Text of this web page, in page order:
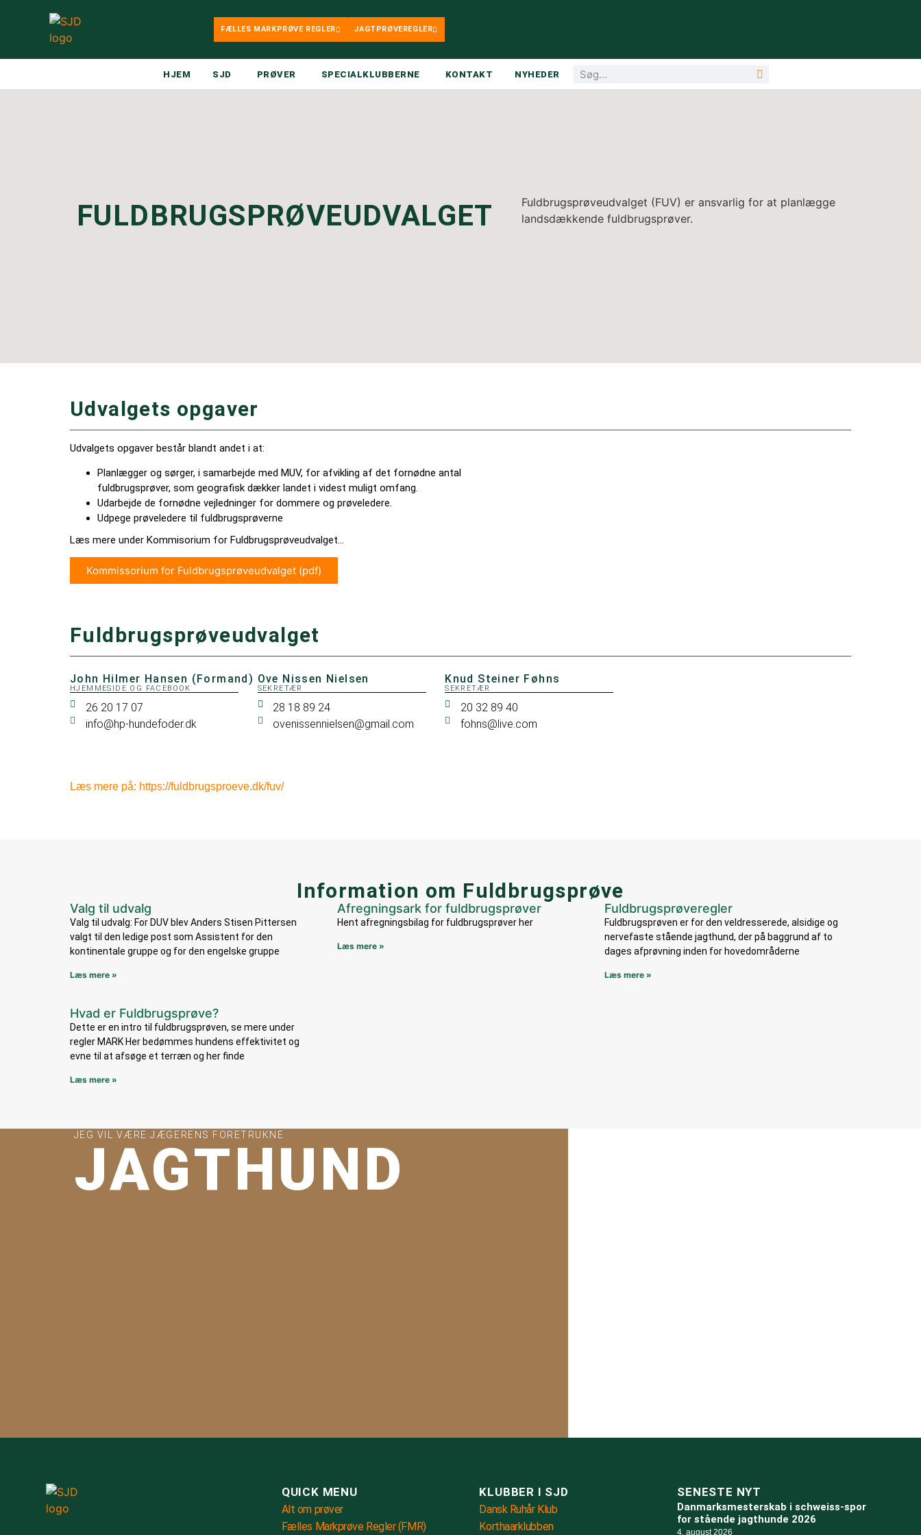
FÆLLES MARKPRØVE REGLER JAGTPRØVEREGLER
HJEM SJD PRØVER SPECIALKLUBBERNE KONTAKT NYHEDER
FULDBRUGSPRØVEUDVALGET
Fuldbrugsprøveudvalget (FUV) er ansvarlig for at planlægge
landsdækkende fuldbrugsprøver.
Udvalgets opgaver
Udvalgets opgaver består blandt andet i at:
Planlægger og sørger, i samarbejde med MUV, for afvikling af det fornødne antal
fuldbrugsprøver, som geografisk dækker landet i videst muligt omfang.
Udarbejde de fornødne vejledninger for dommere og prøveledere.
Udpege prøveledere til fuldbrugsprøverne
Læs mere under Kommisorium for Fuldbrugsprøveudvalget…
Kommissorium for Fuldbrugsprøveudvalget (pdf)
Fuldbrugsprøveudvalget
John Hilmer Hansen (Formand)
HJEMMESIDE OG FACEBOOK
26 20 17 07
info@hp-hundefoder.dk
Ove Nissen Nielsen
SEKRETÆR
28 18 89 24
ovenissennielsen@gmail.com
Knud Steiner Føhns
SEKRETÆR
20 32 89 40
fohns@live.com
Læs mere på: https://fuldbrugsproeve.dk/fuv/
Information om Fuldbrugsprøve
Valg til udvalg
Valg til udvalg: For DUV blev Anders Stisen Pittersen
valgt til den ledige post som Assistent for den
kontinentale gruppe og for den engelske gruppe
Læs mere »
Afregningsark for fuldbrugsprøver
Hent afregningsbilag for fuldbrugsprøver her
Læs mere »
Fuldbrugsprøveregler
Fuldbrugsprøven er for den veldresserede, alsidige og
nervefaste stående jagthund, der på baggrund af to
dages afprøvning inden for hovedområderne
Læs mere »
Hvad er Fuldbrugsprøve?
Dette er en intro til fuldbrugsprøven, se mere under
regler MARK Her bedømmes hundens effektivitet og
evne til at afsøge et terræn og her finde
Læs mere »
JEG VIL VÆRE JÆGERENS FORETRUKNE
JAGTHUND
QUICK MENU
Alt om prøver
Fælles Markprøve Regler (FMR)
KLUBBER I SJD
Dansk Ruhår Klub
Korthaarklubben
SENESTE NYT
Danmarksmesterskab i schweiss-spor
for stående jagthunde 2026
4. august 2026